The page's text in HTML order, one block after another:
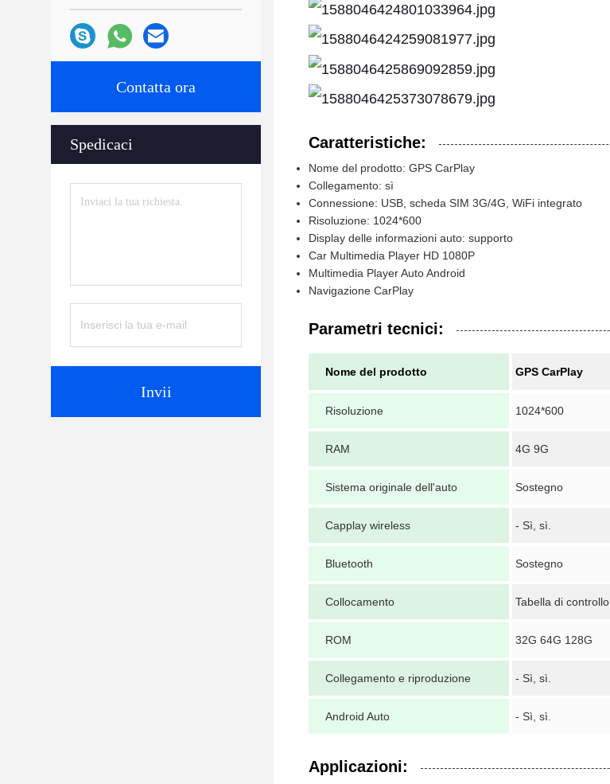
Contatta ora
Spedicaci
Invii
Caratteristiche:
Nome del prodotto: GPS CarPlay
Collegamento: sì
Connessione: USB, scheda SIM 3G/4G, WiFi integrato
Risoluzione: 1024*600
Display delle informazioni auto: supporto
Car Multimedia Player HD 1080P
Multimedia Player Auto Android
Navigazione CarPlay
Parametri tecnici:
Nome del prodotto GPS CarPlay
Risoluzione 1024*600
RAM 4G 9G
Sistema originale dell'auto Sostegno
Capplay wireless - Sì, sì.
Bluetooth Sostegno
Collocamento Tabella di controllo
ROM 32G 64G 128G
Collegamento e riproduzione - Sì, sì.
Android Auto - Sì, sì.
Applicazioni: